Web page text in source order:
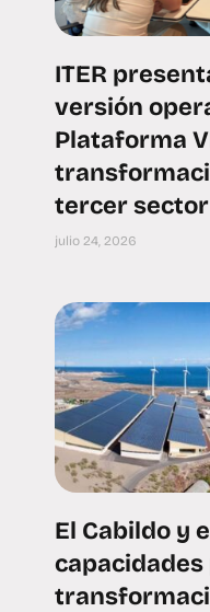
ITER
versión
Plataforma
tercer
julio 24, 2026
El Cabildo y